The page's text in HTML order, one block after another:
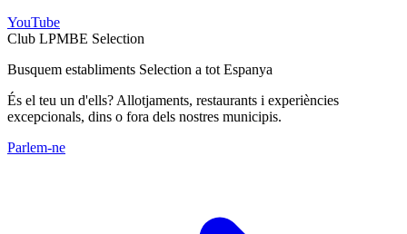
YouTube
Club LPMBE Selection
Busquem establiments Selection a tot Espanya
És el teu un d'ells? Allotjaments, restaurants i experiències
excepcionals, dins o fora dels nostres municipis.
Parlem-ne